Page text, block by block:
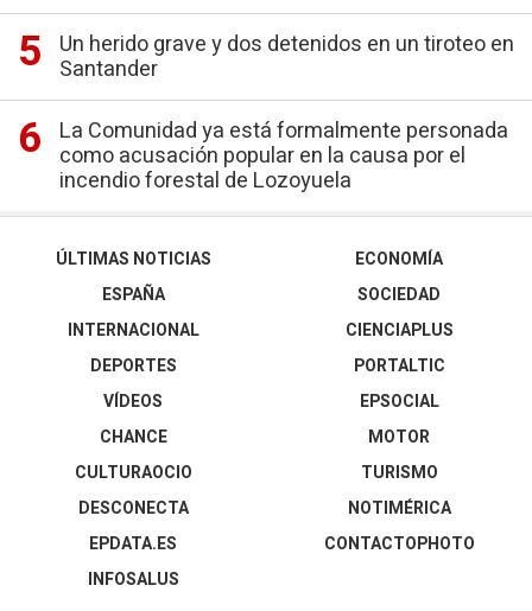
Un herido grave y dos detenidos en un tiroteo en
Santander
La Comunidad ya está formalmente personada
como acusación popular en la causa por el
incendio forestal de Lozoyuela
ÚLTIMAS NOTICIAS
ESPAÑA
INTERNACIONAL
DEPORTES
VÍDEOS
ECONOMÍA
SOCIEDAD
CIENCIAPLUS
PORTALTIC
EPSOCIAL
CHANCE
CULTURAOCIO
DESCONECTA
EPDATA.ES
INFOSALUS
MOTOR
TURISMO
NOTIMÉRICA
CONTACTOPHOTO